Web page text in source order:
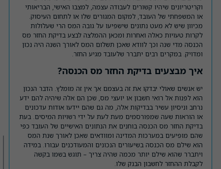
וקריטריונים שיהיו קשורים לעבודה עצמה, למצבו האישי, הבריאותי
או המשפחתי של העובד, למקום המגורים שלו או לתחום העיסוק.
מכיוון שיש לא מעט נתונים שישפיעו על גובה המס הרי שעלולות
לקרות טעויות כאלה ואחרות ומכאן ההמלצה לבצע בדיקת החזר מס
הכנסה מדי שנה וכך לוודא שאכן תשלום המס לאורך השנה היה נכון
ומדויק. במקרים רבים יתברר שלעובד מגיע החזר.
איך מבצעים בדיקת החזר מס הכנסה?
יש אנשים שאולי יבדקו את זה בעצמם אך אין זה מומלץ. הדבר הנכון
הוא לפנות אל רואי חשבון או יועצי מס, שכן הם אלה שיהיה להם ידע
נרחב וניסיון עשיר בבדיקות אלה, מה גם שהם יידעו אודות עדכונים
או הוראות שעה שמפורסמים מעת לעת על ידי רשויות המיסים. בעת
בדיקת החזר מס הכנסה בוחנים את הנתונים האישיים של העובד כפי
שהם מופיעים במערכות המדינה ומוודאים שאכן לאורך שנת המס
הוא שילם מס הכנסה בשיעורים הנכונים והמעודכנים עבורו. במידה
ויתברר שהוא שילם יותר מכמה שהיה צריך – תוגש בשמו בקשה
לקבלת ההחזר לחשבון הבנק שלו.